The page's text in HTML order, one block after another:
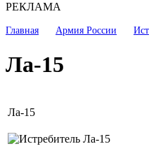
РЕКЛАМА
Главная Армия России
Ла-15
Ла-15